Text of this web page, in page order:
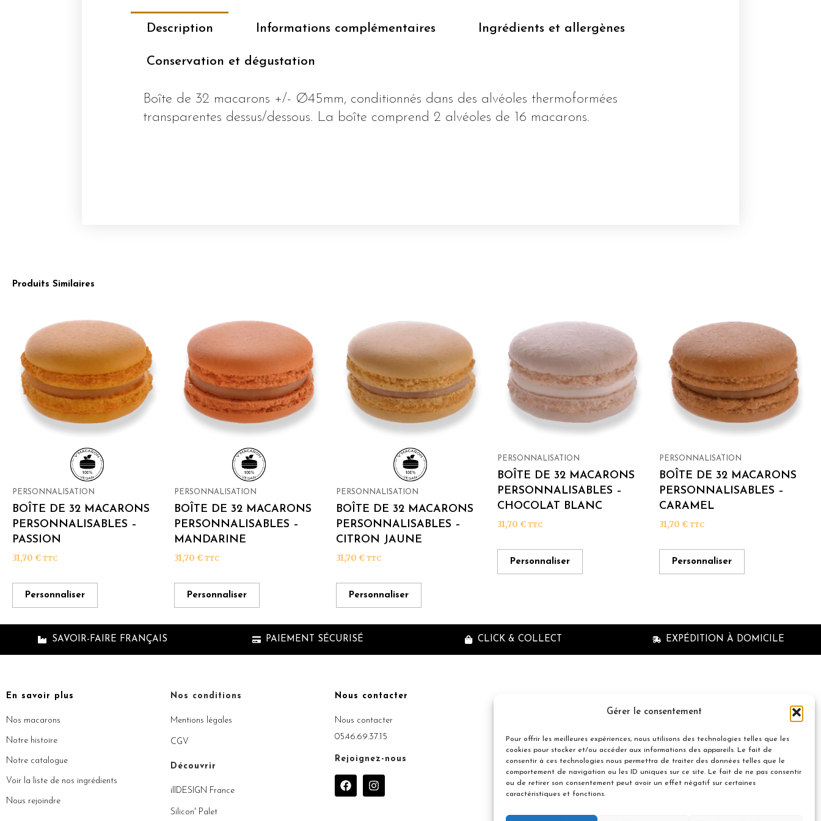
Gérer le consentement
Pour offrir les meilleures expériences, nous utilisons des technologies telles que les
cookies pour stocker et/ou accéder aux informations des appareils. Le fait de
consentir à ces technologies nous permettra de traiter des données telles que le
comportement de navigation ou les ID uniques sur ce site. Le fait de ne pas consentir
ou de retirer son consentement peut avoir un effet négatif sur certaines
caractéristiques et fonctions.
Description Informations complémentaires Ingrédients et allergènes
Conservation et dégustation
Boîte de 32 macarons +/- Ø45mm, conditionnés dans des alvéoles thermoformées
transparentes dessus/dessous. La boîte comprend 2 alvéoles de 16 macarons.
Produits Similaires
PERSONNALISATION
BOÎTE DE 32 MACARONS
PERSONNALISABLES –
PASSION
31,70 € TTC
Personnaliser
PERSONNALISATION
BOÎTE DE 32 MACARONS
PERSONNALISABLES –
MANDARINE
31,70 € TTC
Personnaliser
PERSONNALISATION
BOÎTE DE 32 MACARONS
PERSONNALISABLES –
CITRON JAUNE
31,70 € TTC
Personnaliser
PERSONNALISATION
BOÎTE DE 32 MACARONS
PERSONNALISABLES –
CHOCOLAT BLANC
31,70 € TTC
Personnaliser
PERSONNALISATION
BOÎTE DE 32 MACARONS
PERSONNALISABLES –
CARAMEL
31,70 € TTC
Personnaliser
SAVOIR-FAIRE FRANÇAIS PAIEMENT SÉCURISÉ CLICK & COLLECT EXPÉDITION À DOMICILE
En savoir plus
Nos macarons
Notre histoire
Notre catalogue
Voir la liste de nos ingrédients
Nous rejoindre
Nos conditions
Mentions légales
CGV
Découvrir
illDESIGN France
Silicon' Palet
Nous contacter
Nous contacter
05.46.69.37.15
Rejoignez-nous
F
a
I
n
© 2021 Nuances Gourmandes